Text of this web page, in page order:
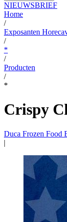
NIEUWSBRIEF
Home
/
Exposanten
/
*
/
Producten
/
*
Crispy
Duca Frozen Food
|